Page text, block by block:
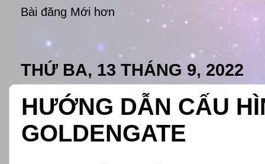
Bài đăng Mới hơn
THỨ BA, 13 THÁNG 9, 2022
HƯỚNG DẪN CẤU
GOLDENGATE